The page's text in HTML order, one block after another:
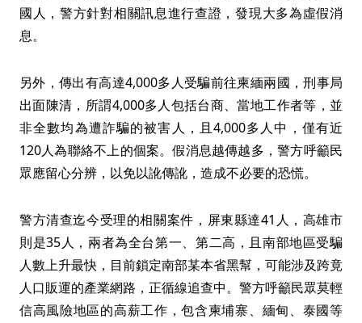
國人，警方針對相關訊息進行查證，發現大多為虛假消
息。
另外，傳出有高達4,000多人受騙前往柬緬兩國，刑事局
出面陳清，所謂4,000多人包括台商、當地工作者等，並
非全數均為遭詐騙的被害人，且4,000多人中，僅有近
120人為聯絡不上的個案。假消息越傳越多，警方呼籲民
眾應留心分辨，以免以訛傳訛，造成不必要的恐慌。
警方清查迄今受理的相關案件，屏東縣達41人，高雄市
則是35人，兩者為全台第一、第二高，且南部地區受騙
人數上升最快，目前鎖定南部某本省黑幫，可能涉及跨竟
人口販運的產業網路，正循線追查中。警方呼籲民眾莫輕
信高風險地區的高薪工作，包含柬埔寨、緬甸、泰國等